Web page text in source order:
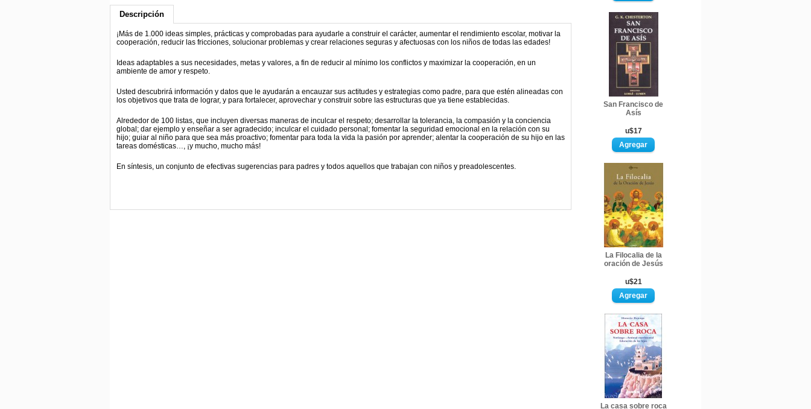
San Francisco de
Asís
u$17
La Filocalia de la
oración de Jesús
u$21
La casa sobre roca
Descripción
¡Más de 1.000 ideas simples, prácticas y comprobadas para ayudarle a construir el carácter, aumentar el rendimiento escolar, motivar la
cooperación, reducir las fricciones, solucionar problemas y crear relaciones seguras y afectuosas con los niños de todas las edades!
Ideas adaptables a sus necesidades, metas y valores, a fin de reducir al mínimo los conflictos y maximizar la cooperación, en un
ambiente de amor y respeto.
Usted descubrirá información y datos que le ayudarán a encauzar sus actitudes y estrategias como padre, para que estén alineadas con
los objetivos que trata de lograr, y para fortalecer, aprovechar y construir sobre las estructuras que ya tiene establecidas.
Alrededor de 100 listas, que incluyen diversas maneras de inculcar el respeto; desarrollar la tolerancia, la compasión y la conciencia
global; dar ejemplo y enseñar a ser agradecido; inculcar el cuidado personal; fomentar la seguridad emocional en la relación con su
hijo; guiar al niño para que sea más proactivo; fomentar para toda la vida la pasión por aprender; alentar la cooperación de su hijo en las
tareas domésticas…, ¡y mucho, mucho más!
En síntesis, un conjunto de efectivas sugerencias para padres y todos aquellos que trabajan con niños y preadolescentes.